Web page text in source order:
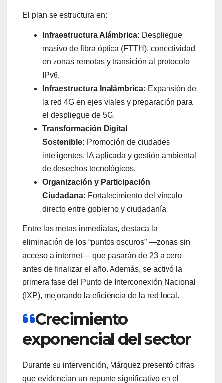
El plan se estructura en:
Infraestructura Alámbrica: Despliegue
masivo de fibra óptica (FTTH), conectividad
en zonas remotas y transición al protocolo
IPv6.
Infraestructura Inalámbrica: Expansión de
la red 4G en ejes viales y preparación para
el despliegue de 5G.
Transformación Digital
Sostenible: Promoción de ciudades
inteligentes, IA aplicada y gestión ambiental
de desechos tecnológicos.
Organización y Participación
Ciudadana: Fortalecimiento del vínculo
directo entre gobierno y ciudadanía.
Entre las metas inmediatas, destaca la
eliminación de los “puntos oscuros” —zonas sin
acceso a internet— que pasarán de 23 a cero
antes de finalizar el año. Además, se activó la
primera fase del Punto de Interconexión Nacional
(IXP), mejorando la eficiencia de la red local.
Crecimiento
exponencial del sector
Durante su intervención, Márquez presentó cifras
que evidencian un repunte significativo en el